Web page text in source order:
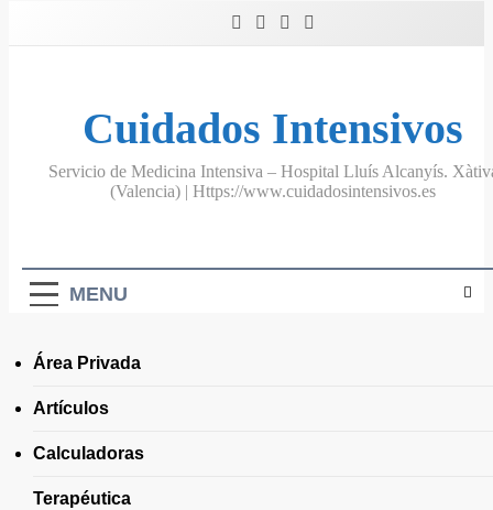
Cuidados Intensivos
Servicio de Medicina Intensiva – Hospital Lluís Alcanyís.
(Valencia) | Https://www.cuidadosintensivos.es
MENU
Área Privada
Artículos
Calculadoras
Terapéutica
febrero 2025